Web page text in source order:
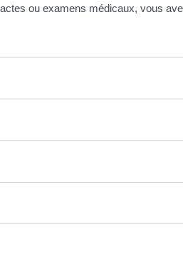
ou examens médicaux, vous